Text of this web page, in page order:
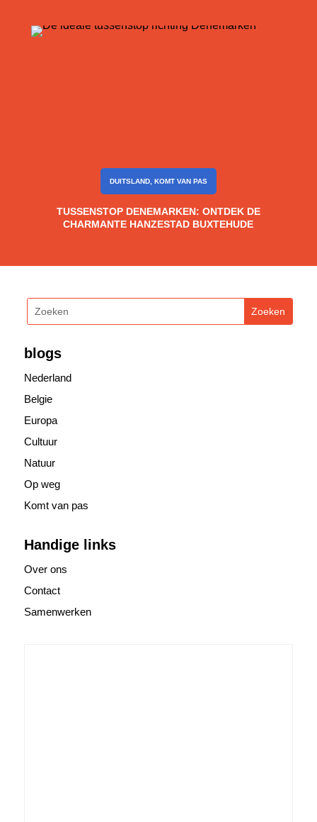
TUSSENSTOP DENEMARKEN: ONTDEK DE
CHARMANTE HANZESTAD BUXTEHUDE
DUITSLAND, KOMT VAN PAS
blogs
Nederland
Belgie
Europa
Cultuur
Natuur
Op weg
Komt van pas
Handige links
Over ons
Contact
Samenwerken